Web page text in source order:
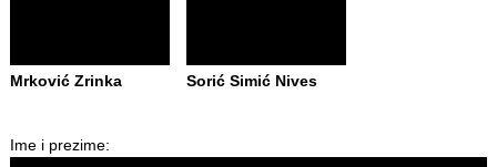
Mrković Zrinka Sorić Simić Nives
Ime i prezime: